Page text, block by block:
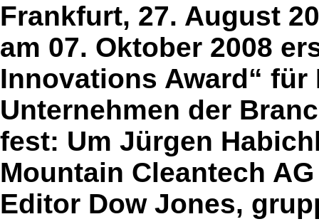
Frankfurt, 27. August
am 07. Oktober 2008
Innovations Award“
Unternehmen der
fest: Um Jürgen
Mountain Cleantech
Editor Dow Jones,